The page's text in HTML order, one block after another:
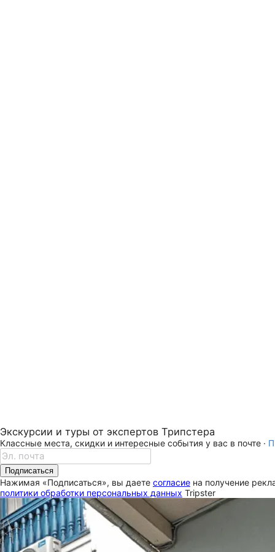
Экскурсии и туры от экспертов Трипстера
Классные места, скидки и интересные события у вас в почте ·
Подписаться
Нажимая «Подписаться», вы даете согласие на получение
политики обработки персональных данных Tripster